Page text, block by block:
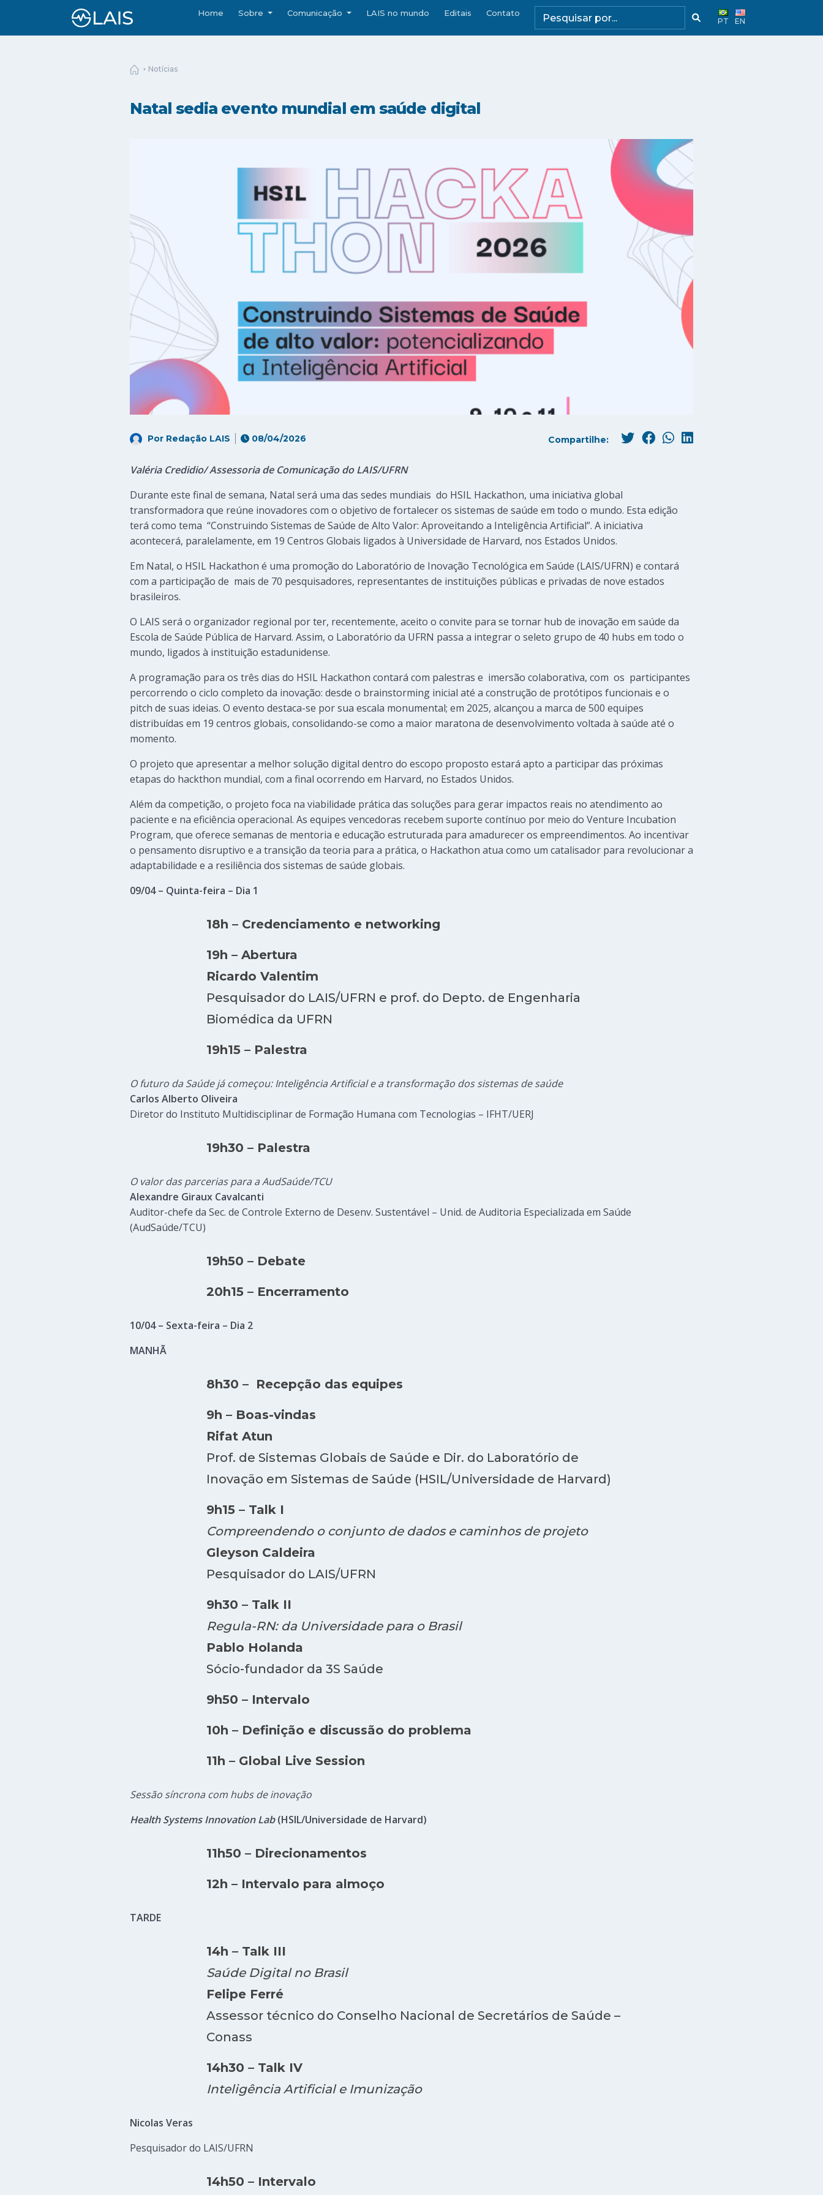
Home Sobre Comunicação LAIS no mundo Editais Contato
PT EN
Notícias
Natal sedia evento mundial em saúde digital
Por Redação LAIS 08/04/2026 Compartilhe:
Valéria Credidio/ Assessoria de Comunicação do LAIS/UFRN
Durante este final de semana, Natal será uma das sedes mundiais do HSIL Hackathon, uma iniciativa global
transformadora que reúne inovadores com o objetivo de fortalecer os sistemas de saúde em todo o mundo. Esta edição
terá como tema “Construindo Sistemas de Saúde de Alto Valor: Aproveitando a Inteligência Artificial”. A iniciativa
acontecerá, paralelamente, em 19 Centros Globais ligados à Universidade de Harvard, nos Estados Unidos.
Em Natal, o HSIL Hackathon é uma promoção do Laboratório de Inovação Tecnológica em Saúde (LAIS/UFRN) e contará
com a participação de mais de 70 pesquisadores, representantes de instituições públicas e privadas de nove estados
brasileiros.
O LAIS será o organizador regional por ter, recentemente, aceito o convite para se tornar hub de inovação em saúde da
Escola de Saúde Pública de Harvard. Assim, o Laboratório da UFRN passa a integrar o seleto grupo de 40 hubs em todo o
mundo, ligados à instituição estadunidense.
A programação para os três dias do HSIL Hackathon contará com palestras e imersão colaborativa, com os participantes
percorrendo o ciclo completo da inovação: desde o brainstorming inicial até a construção de protótipos funcionais e o
pitch de suas ideias. O evento destaca-se por sua escala monumental; em 2025, alcançou a marca de 500 equipes
distribuídas em 19 centros globais, consolidando-se como a maior maratona de desenvolvimento voltada à saúde até o
momento.
O projeto que apresentar a melhor solução digital dentro do escopo proposto estará apto a participar das próximas
etapas do hackthon mundial, com a final ocorrendo em Harvard, no Estados Unidos.
Além da competição, o projeto foca na viabilidade prática das soluções para gerar impactos reais no atendimento ao
paciente e na eficiência operacional. As equipes vencedoras recebem suporte contínuo por meio do Venture Incubation
Program, que oferece semanas de mentoria e educação estruturada para amadurecer os empreendimentos. Ao incentivar
o pensamento disruptivo e a transição da teoria para a prática, o Hackathon atua como um catalisador para revolucionar a
adaptabilidade e a resiliência dos sistemas de saúde globais.
09/04 – Quinta-feira – Dia 1
18h – Credenciamento e networking
19h – Abertura
Ricardo Valentim
Pesquisador do LAIS/UFRN e prof. do Depto. de Engenharia
Biomédica da UFRN
19h15 – Palestra
O futuro da Saúde já começou: Inteligência Artificial e a transformação dos sistemas de saúde
Carlos Alberto Oliveira
Diretor do Instituto Multidisciplinar de Formação Humana com Tecnologias – IFHT/UERJ
19h30 – Palestra
O valor das parcerias para a AudSaúde/TCU
Alexandre Giraux Cavalcanti
Auditor-chefe da Sec. de Controle Externo de Desenv. Sustentável – Unid. de Auditoria Especializada em Saúde
(AudSaúde/TCU)
19h50 – Debate
20h15 – Encerramento
10/04 – Sexta-feira – Dia 2
MANHÃ
8h30 – Recepção das equipes
9h – Boas-vindas
Rifat Atun
Prof. de Sistemas Globais de Saúde e Dir. do Laboratório de
Inovação em Sistemas de Saúde (HSIL/Universidade de Harvard)
9h15 – Talk I
Compreendendo o conjunto de dados e caminhos de projeto
Gleyson Caldeira
Pesquisador do LAIS/UFRN
9h30 – Talk II
Regula-RN: da Universidade para o Brasil
Pablo Holanda
Sócio-fundador da 3S Saúde
9h50 – Intervalo
10h – Definição e discussão do problema
11h – Global Live Session
Sessão síncrona com hubs de inovação
Health Systems Innovation Lab(HSIL/Universidade de Harvard)
11h50 – Direcionamentos
12h – Intervalo para almoço
TARDE
14h – Talk III
Saúde Digital no Brasil
Felipe Ferré
Assessor técnico do Conselho Nacional de Secretários de Saúde –
Conass
14h30 – Talk IV
Inteligência Artificial e Imunização
Nicolas Veras
Pesquisador do LAIS/UFRN
14h50 – Intervalo